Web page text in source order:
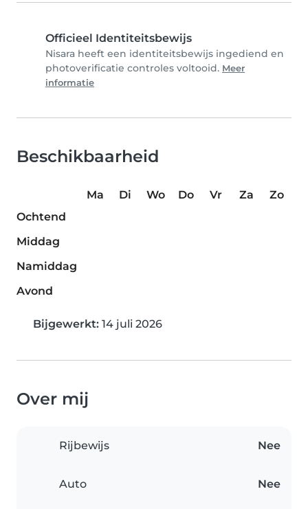
Officieel Identiteitsbewijs
Nisara heeft een identiteitsbewijs ingediend en
photoverificatie controles voltooid. Meer
informatie
Beschikbaarheid
Ma Di Wo Do Vr Za
Zo
Ochtend
Middag
Namiddag
Avond
Bijgewerkt: 14 juli 2026
Over mij
Rijbewijs Nee
Auto Nee